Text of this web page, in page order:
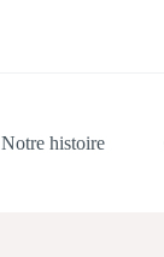
Notre histoire